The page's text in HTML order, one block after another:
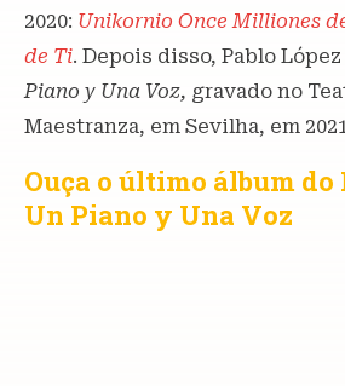
2020: Unikornio Once Milliones
de Ti. Depois disso, Pablo
Piano y Una Voz, gravado no
Maestranza, em Sevilha, em
Ouça o último álbum do
Un Piano y Una Voz